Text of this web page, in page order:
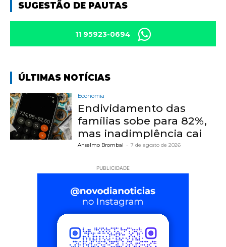
SUGESTÃO DE PAUTAS
11 95923-0694
ÚLTIMAS NOTÍCIAS
Economia
Endividamento das
famílias sobe para 82%,
mas inadimplência cai
Anselmo Brombal - 7 de agosto de 2026
PUBLICIDADE